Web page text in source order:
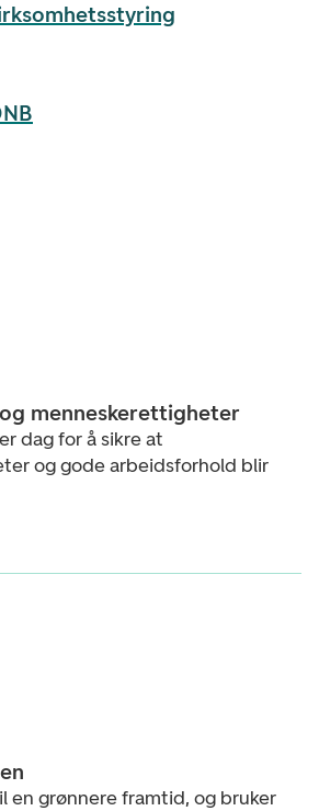
menneskerettigheter
dag for å sikre at
og gode arbeidsforhold blir
en grønnere framtid, og bruker